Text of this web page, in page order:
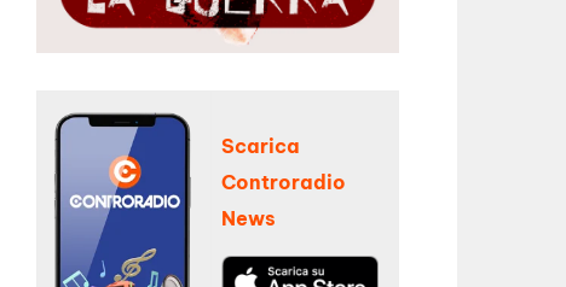
Scarica
Controradio
News